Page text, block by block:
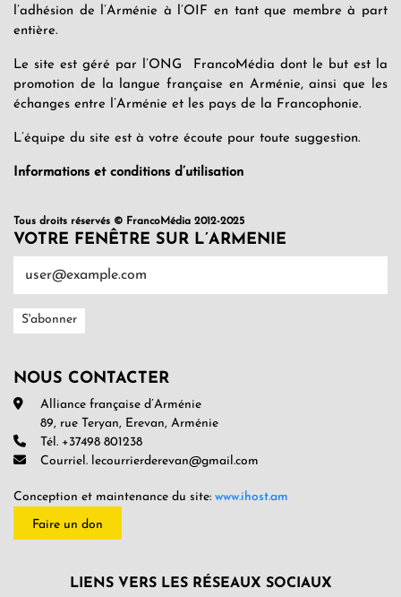
l’adhésion de l’Arménie à l’OIF en tant que membre à part
entière.
Le site est géré par l’ONG FrancoMédia dont le but est la
promotion de la langue française en Arménie, ainsi que les
échanges entre l’Arménie et les pays de la Francophonie.
L’équipe du site est à votre écoute pour toute suggestion.
Informations et conditions d’utilisation
Tous droits réservés © FrancoMédia 2012-2025
VOTRE FENÊTRE SUR L’ARMENIE
NOUS CONTACTER
Alliance française d’Arménie
89, rue Teryan, Erevan, Arménie
Tél. +37498 801238
Courriel. lecourrierderevan@gmail.com
Conception et maintenance du site: www.ihost.am
Faire un don
LIENS VERS LES RÉSEAUX SOCIAUX